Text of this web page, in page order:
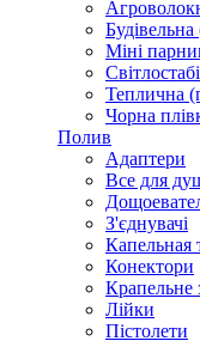
Будівельна
Міні
Теплична
Чорна
Полив
Адаптери
Все для
З'єднувачі
Капельная
Конектори
Крапельне
Лійки
Пістолети